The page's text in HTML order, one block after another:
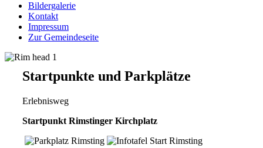
Bildergalerie
Kontakt
Impressum
Zur Gemeindeseite
Startpunkte und Parkplätze
Erlebnisweg
Startpunkt Rimstinger Kirchplatz